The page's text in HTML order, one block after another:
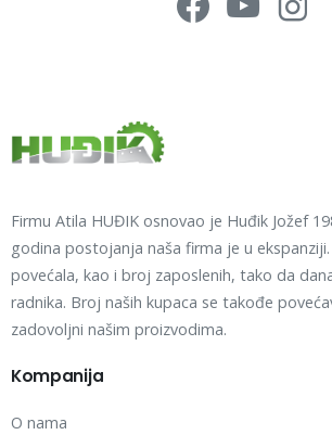
Firmu Atila HUĐIK osnovao je Huđik Jožef
godina postojanja naša firma je u
povećala, kao i broj zaposlenih, tako da
radnika. Broj naših kupaca se takođe
zadovoljni našim proizvodima.
Kompanija
O nama